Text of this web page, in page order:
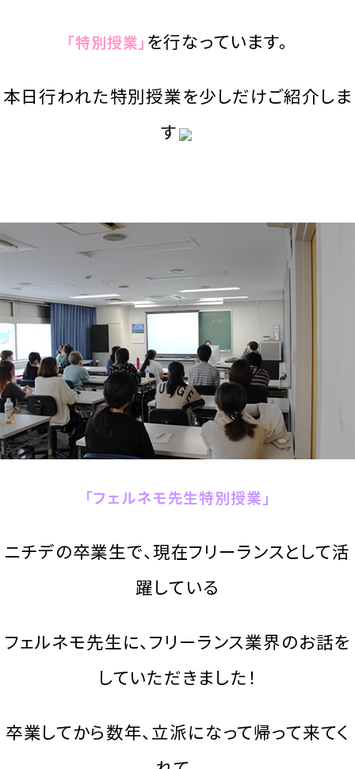
「特別授業」 を行なっています。
本日行われた特別授業を少しだけご紹介しま
す
「フェルネモ先生特別授業」
ニチデの卒業生で、現在フリーランスとして活
躍している
フェルネモ先生に、フリーランス業界のお話を
していただきました！
卒業してから数年、立派になって帰って来てく